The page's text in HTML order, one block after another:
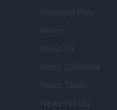
Investing Plus
Newz
Newz US
Newz California
Newz Texas
Newz Florida